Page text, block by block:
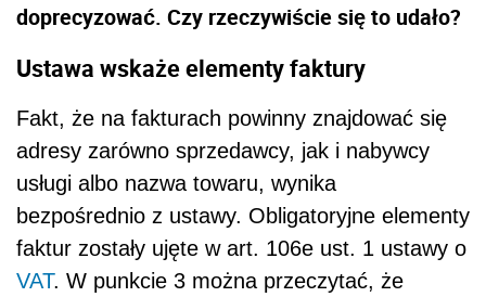
doprecyzować. Czy rzeczywiście się to udało?
Ustawa wskaże elementy faktury
Fakt, że na fakturach powinny znajdować się
adresy zarówno sprzedawcy, jak i nabywcy
usługi albo nazwa towaru, wynika
bezpośrednio z ustawy. Obligatoryjne elementy
faktur zostały ujęte w art. 106e ust. 1 ustawy o
VAT. W punkcie 3 można przeczytać, że